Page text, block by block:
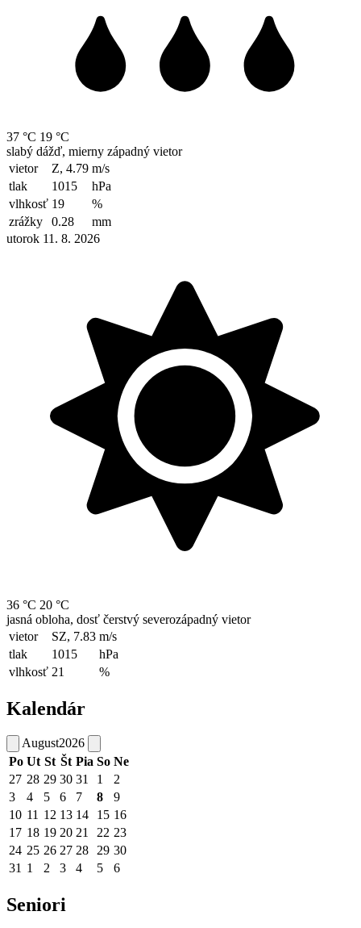
37 °C 19 °C
slabý dážď, mierny západný vietor
vietor
Z, 4.79 m/s
tlak
1015
hPa
vlhkosť 19
%
zrážky
0.28
mm
utorok 11. 8. 2026
36 °C 20 °C
jasná obloha, dosť čerstvý severozápadný vietor
vietor
SZ, 7.83 m/s
tlak
1015
hPa
vlhkosť 21 %
Kalendár
August2026
Po Ut St Št Pia So Ne
27 28 29 30 31 1
2
3
4 5 6 7 8
9
10 11 12 13 14 15 16
17 18 19 20 21 22 23
24 25 26 27 28 29 30
31 1 2 3 4 5 6
Seniori